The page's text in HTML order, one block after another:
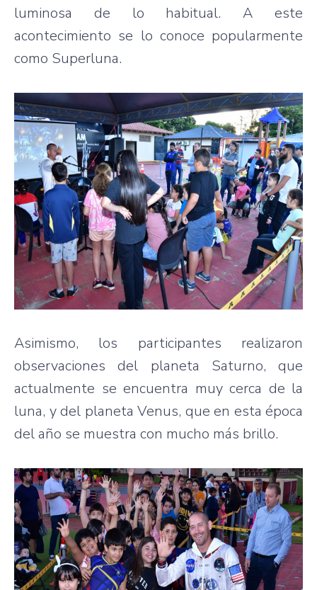
luminosa de lo habitual. A este
acontecimiento se lo conoce popularmente
como Superluna.
Asimismo, los participantes realizaron
observaciones del planeta Saturno, que
actualmente se encuentra muy cerca de la
luna, y del planeta Venus, que en esta época
del año se muestra con mucho más brillo.